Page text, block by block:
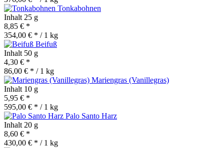
Tonkabohnen
Inhalt 25 g
8,85 € *
354,00 € * / 1 kg
Beifuß
Inhalt 50 g
4,30 € *
86,00 € * / 1 kg
Mariengras (Vanillegras)
Inhalt 10 g
5,95 € *
595,00 € * / 1 kg
Palo Santo Harz
Inhalt 20 g
8,60 € *
430,00 € * / 1 kg